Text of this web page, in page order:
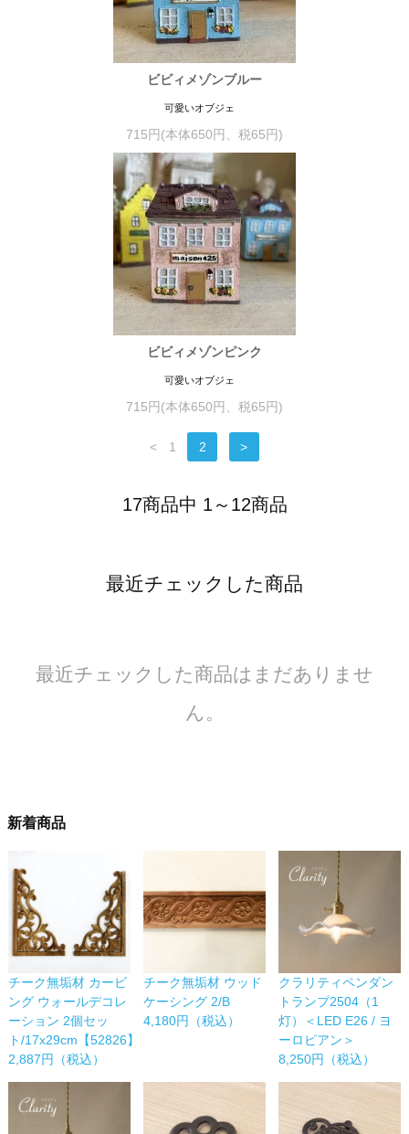
ビビィメゾンブルー
可愛いオブジェ
715円(本体650円、税65円)
ビビィメゾンピンク
可愛いオブジェ
715円(本体650円、税65円)
< 1 2 >
17商品中 1～12商品
最近チェックした商品
最近チェックした商品はまだありませ
ん。
新着商品
チーク無垢材 カービ
ング ウォールデコレ
ーション 2個セッ
ト/17x29cm【52826】
2,887円（税込）
チーク無垢材 ウッド
ケーシング 2/B
4,180円（税込）
クラリティペンダン
トランプ2504（1
灯）＜LED E26 / ヨ
ーロピアン＞
8,250円（税込）